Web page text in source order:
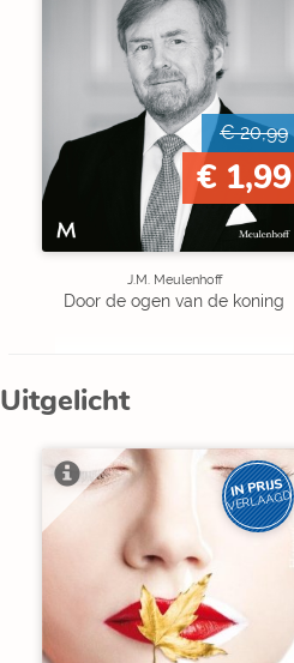
€ 20,99
€ 1,99
J.M. Meulenhoff
Door de ogen van de koning
Uitgelicht
IN PRIJS
VERLAAGD